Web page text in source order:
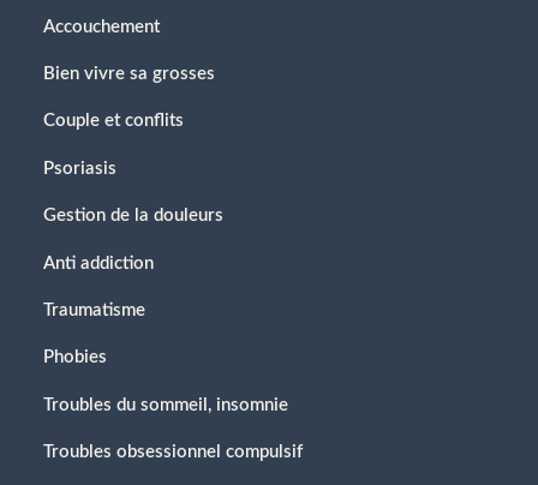
Accouchement
Bien vivre sa grosses
Couple et conflits
Psoriasis
Gestion de la douleurs
Anti addiction
Traumatisme
Phobies
Troubles du sommeil, insomnie
Troubles obsessionnel compulsif